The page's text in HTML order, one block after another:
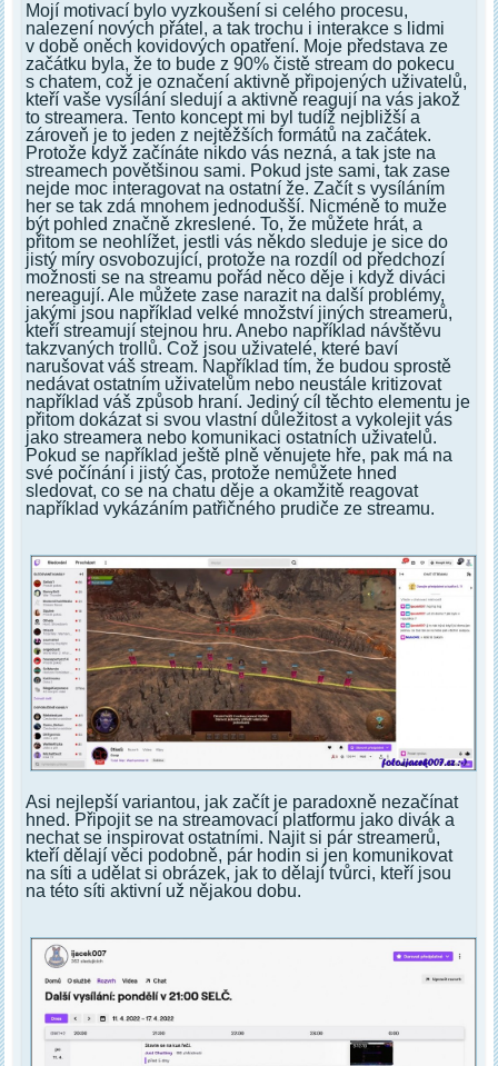
Mojí motivací bylo vyzkoušení si celého procesu,
nalezení nových přátel, a tak trochu i interakce s lidmi
v době oněch kovidových opatření. Moje představa ze
začátku byla, že to bude z 90% čistě stream do pokecu
s chatem, což je označení aktivně připojených uživatelů,
kteří vaše vysílání sledují a aktivně reagují na vás jakož
to streamera. Tento koncept mi byl tudíž nejbližší a
zároveň je to jeden z nejtěžších formátů na začátek.
Protože když začínáte nikdo vás nezná, a tak jste na
streamech povětšinou sami. Pokud jste sami, tak zase
nejde moc interagovat na ostatní že. Začít s vysíláním
her se tak zdá mnohem jednodušší. Nicméně to muže
být pohled značně zkreslené. To, že můžete hrát, a
přitom se neohlížet, jestli vás někdo sleduje je sice do
jistý míry osvobozující, protože na rozdíl od předchozí
možnosti se na streamu pořád něco děje i když diváci
nereagují. Ale můžete zase narazit na další problémy,
jakými jsou například velké množství jiných streamerů,
kteří streamují stejnou hru. Anebo například návštěvu
takzvaných trollů. Což jsou uživatelé, které baví
narušovat váš stream. Například tím, že budou sprostě
nedávat ostatním uživatelům nebo neustále kritizovat
například váš způsob hraní. Jediný cíl těchto elementu je
přitom dokázat si svou vlastní důležitost a vykolejit vás
jako streamera nebo komunikaci ostatních uživatelů.
Pokud se například ještě plně věnujete hře, pak má na
své počínání i jistý čas, protože nemůžete hned
sledovat, co se na chatu děje a okamžitě reagovat
například vykázáním patřičného prudiče ze streamu.
Asi nejlepší variantou, jak začít je paradoxně nezačínat
hned. Připojit se na streamovací platformu jako divák a
nechat se inspirovat ostatními. Najit si pár streamerů,
kteří dělají věci podobně, pár hodin si jen komunikovat
na síti a udělat si obrázek, jak to dělají tvůrci, kteří jsou
na této síti aktivní už nějakou dobu.